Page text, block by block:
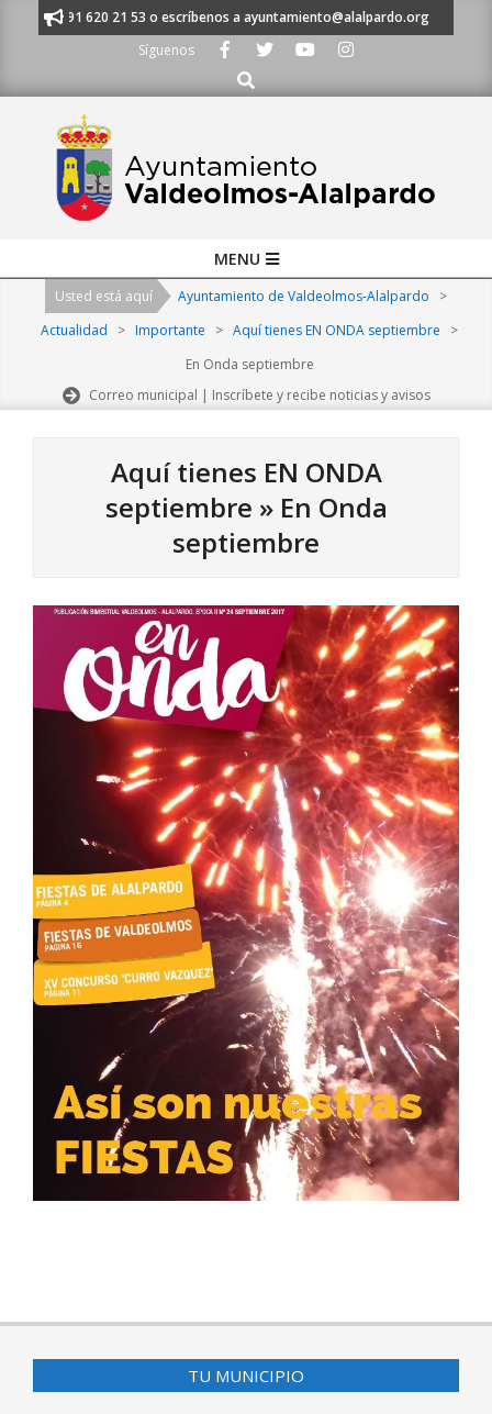
al 91 620 21 53 o escríbenos a ayuntamiento@alalpardo.org
Síguenos
Buscar
Navigation
MENU
Usted está aquí Ayuntamiento de Valdeolmos-Alalpardo
>
Actualidad
> Importante > Aquí tienes EN ONDA septiembre
>
En Onda septiembre
Correo municipal | Inscríbete y recibe noticias y avisos
Aquí tienes EN ONDA
septiembre » En Onda
septiembre
09-
TU MUNICIPIO